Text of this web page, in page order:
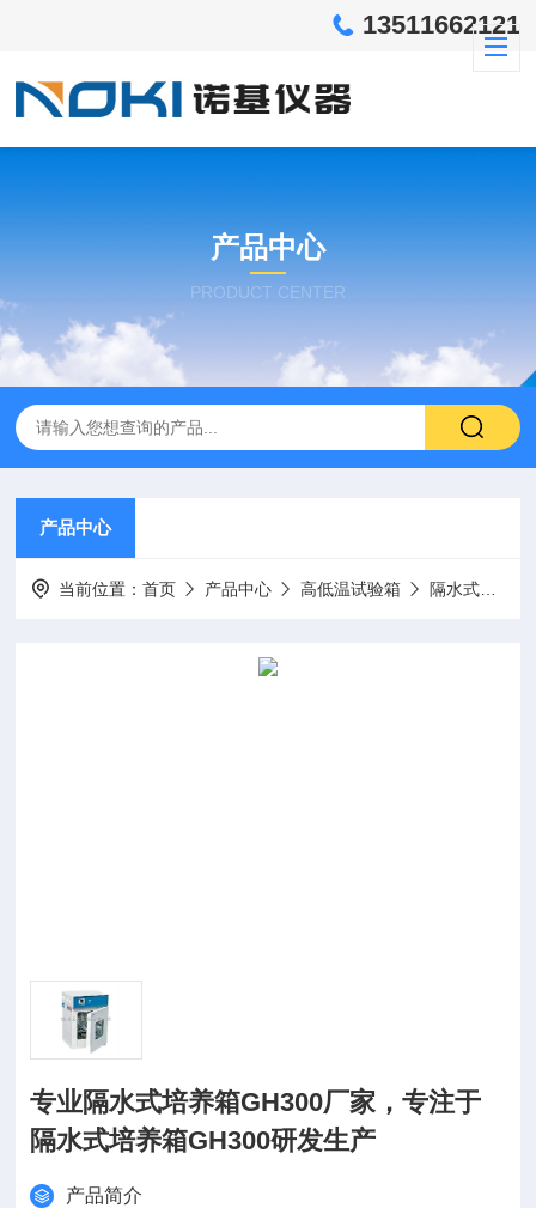
13511662121
产品中心
PRODUCT CENTER
产品中心
当前位置：首页 产品中心 高低温试验箱 隔水式培养箱
专业隔水式培养箱GH300厂家，专注于
隔水式培养箱GH300研发生产
产品简介